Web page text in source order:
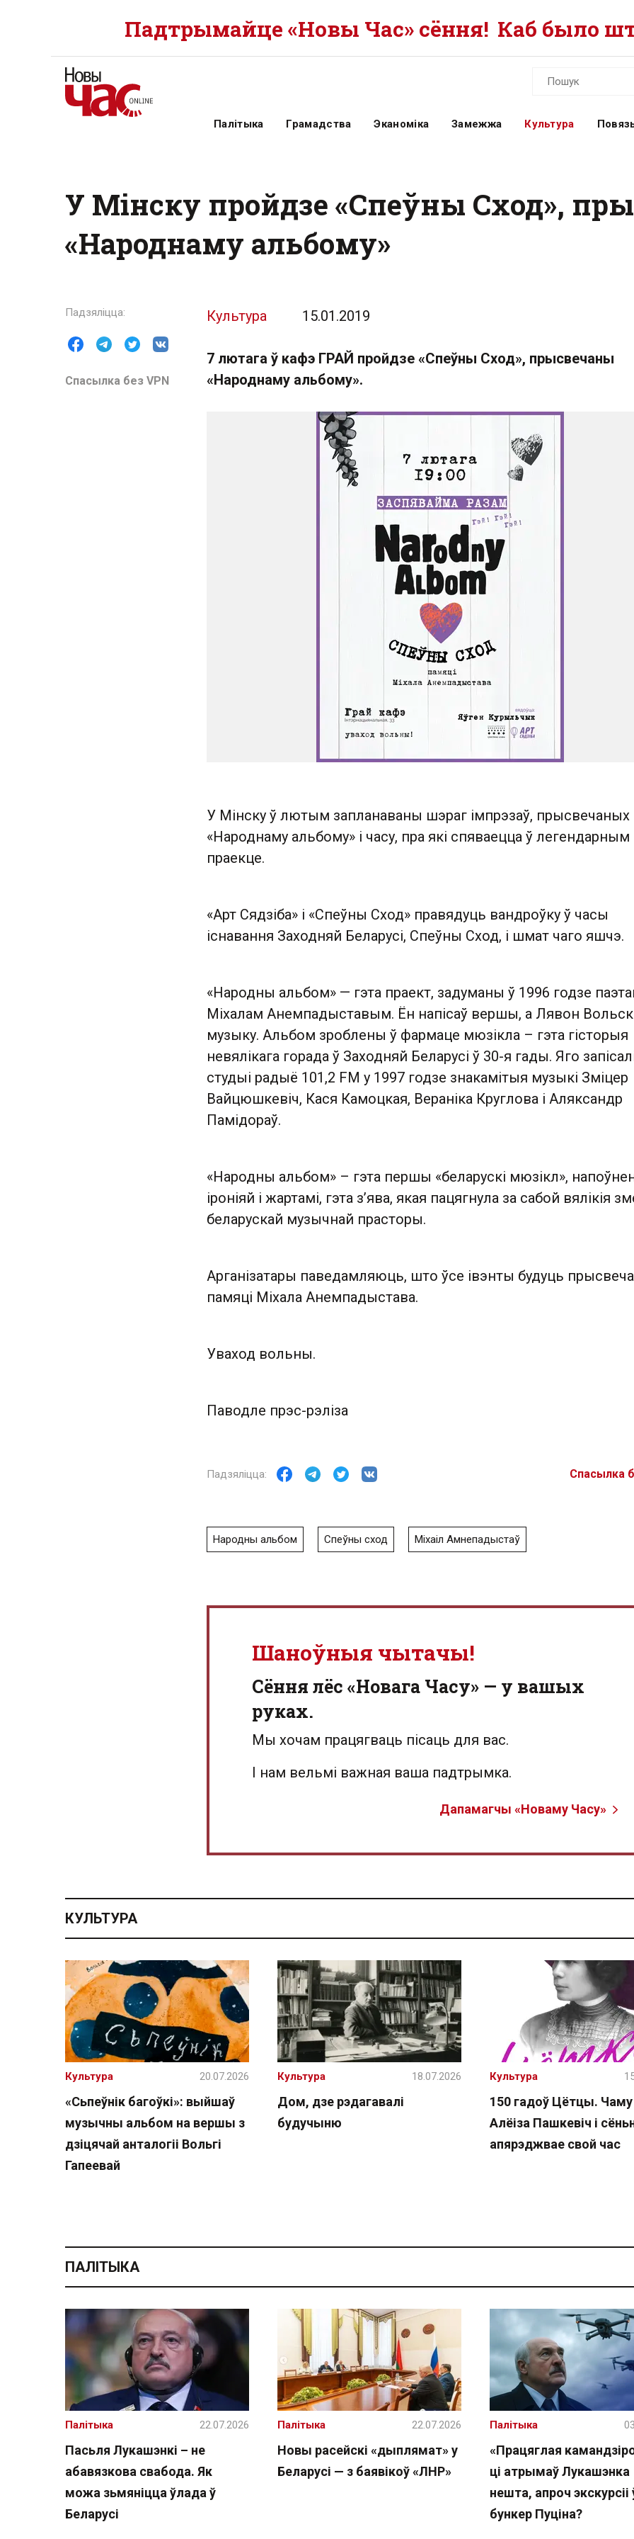
Падтрымайце «Новы Час» сёння! Каб было
Палітыка Грамадства Эканоміка Замежжа Культура
У Мінску пройдзе «Спеўны Сход»,
«Народнаму альбому»
Спасылка без VPN
Культура 15.01.2019
7 лютага ў кафэ ГРАЙ пройдзе «Спеўны Сход», прысвечаны
«Народнаму альбому».
У Мінску ў лютым запланаваны шэраг імпрэзаў, прысвечаных
«Народнаму альбому» і часу, пра які спяваецца ў легендарным
праекце.
«Арт Сядзіба» і «Спеўны Сход» правядуць вандроўку ў часы
існавання Заходняй Беларусі, Спеўны Сход, і шмат чаго яшчэ.
«Народны альбом» — гэта праект, задуманы ў 1996 годзе
Міхалам Анемпадыставым. Ён напісаў вершы, а Лявон
музыку. Альбом зроблены ў фармаце мюзікла – гэта гісторыя
невялікага горада ў Заходняй Беларусі ў 30-я гады. Яго
студыі радыё 101,2 FM у 1997 годзе знакамітыя музыкі Зміцер
Вайцюшкевіч, Кася Камоцкая, Вераніка Круглова і Аляксандр
Памідораў.
«Народны альбом» – гэта першы «беларускі мюзікл»,
іроніяй і жартамі, гэта з’ява, якая пацягнула за сабой вялікія
беларускай музычнай прасторы.
Арганізатары паведамляюць, што ўсе івэнты будуць
памяці Міхала Анемпадыстава .
Уваход вольны.
Паводле прэс-рэліза
Спасылка
Народны альбом Спеўны сход Міхаіл Амнепадыстаў
Шаноўныя чытачы!
Сёння лёс «Новага Часу» — у вашых
руках.
Мы хочам працягваць пісаць для вас.
І нам вельмі важная ваша падтрымка.
Дапамагчы «Новаму Часу»
КУЛЬТУРА
«Сьпеўнік багоўкі»: выйшаў
музычны альбом на вершы з
дзіцячай анталогіі Вольгі
Гапеевай
Культура 20.07.2026
Дом, дзе рэдагавалі
будучыню
Культура 18.07.2026
150 гадоў Цётцы. Чаму
Алёіза Пашкевіч і
апярэджвае свой час
Культура
ПАЛІТЫКА
Пасьля Лукашэнкі – не
абавязкова свабода. Як
можа зьмяніцца ўлада ў
Беларусі
Палітыка 22.07.2026
Новы расейскі «дыплямат» у
Беларусі — з баявікоў «ЛНР»
Палітыка 22.07.2026
«Працяглая
ці атрымаў Лукашэнка
нешта, апроч экскурсіі
бункер Пуціна?
Палітыка